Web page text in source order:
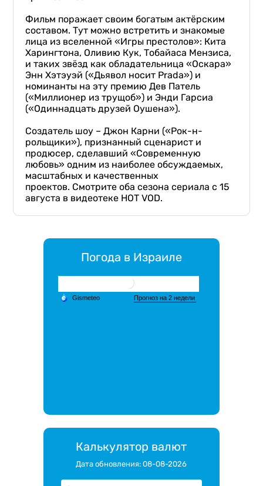
Фильм поражает своим богатым актёрским
составом. Тут можно встретить и знакомые
лица из вселенной «Игры престолов»: Кита
Харингтона, Оливию Кук, Тобайаса Мензиса,
и таких звёзд как обладательница «Оскара»
Энн Хэтэуэй («Дьявол носит Prada») и
номинанты на эту премию Дев Патель
(«Миллионер из трущоб») и Энди Гарсиа
(«Одиннадцать друзей Оушена»).
Создатель шоу – Джон Карни («Рок-н-
рольщики»), признанный сценарист и
продюсер, сделавший «Современную
любовь» одним из наиболее обсуждаемых,
масштабных и качественных
проектов. Смотрите оба сезона сериала с 15
августа в видеотеке HOT VOD.
Погода в Израиле
Калькулятор валют
Дата обновления: 08-08-2026